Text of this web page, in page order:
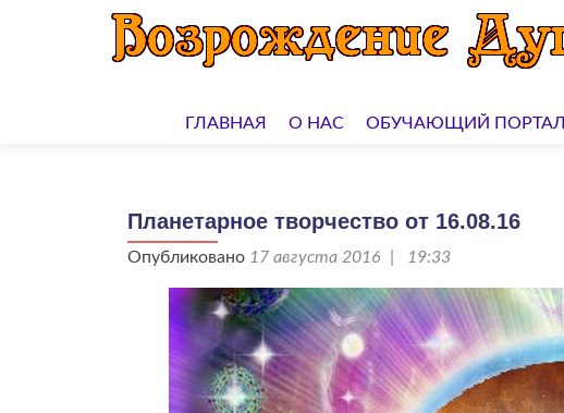
кГЛАВНАЯ О НАС ОБУЧАЮЩИЙ ПОРТАЛ
Планетарное творчество от 16.08.16
Опубликовано 17 августа 2016 | 19:33